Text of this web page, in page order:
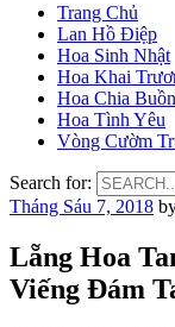
Trang Chủ
Lan Hồ Điệp
Hoa Sinh Nhật
Hoa Khai
Hoa Chia Buồn
Hoa Tình Yêu
Vòng Cườm
Search for:
Tháng Sáu 7, 2018
Lẵng Hoa
Viếng Đám